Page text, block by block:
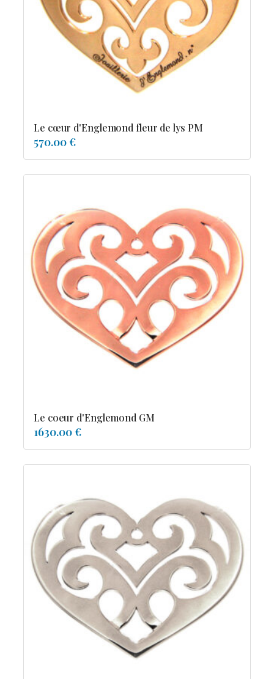
Resile
Reve-asie
Reve-de-pagode
Suspension et frissons
Diamants
Emeraude
Pierres de couleur
Saphir
rubis
saphir de couleur
tanzanite
tourmaline
Le cœur d'Englemond fleur de lys PM
570.00 €
Le coeur d'Englemond GM
1630.00 €